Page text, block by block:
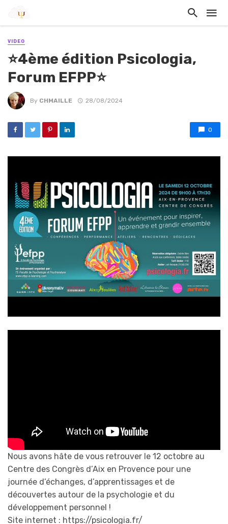
VIDEO
⭐4ème édition Psicologia,
Forum EFPP⭐
By CHMAILLE 28/08/2024
0
Nous avons hâte de vous retrouver le 12 octobre au
Centre des Congrès d’Aix en Provence pour une
journée d’échanges, d’apprentissages et de
découvertes autour de la psychologie et du
développement personnel !
Site internet : https://psicologia.fr/